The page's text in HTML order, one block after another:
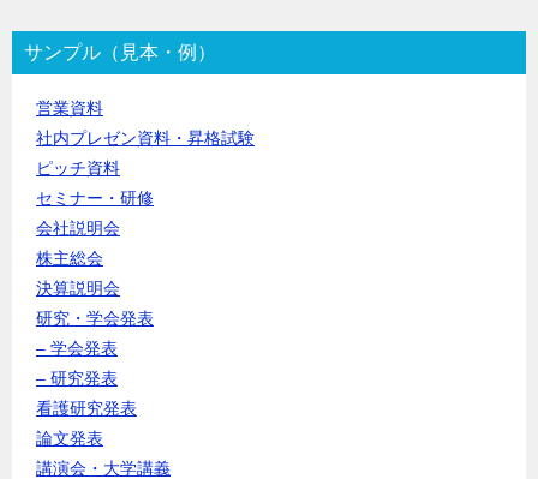
ゲ
ー
シ
サンプル（見本・例）
営業資料
社内プレゼン資料・昇格試験
ピッチ資料
セミナー・研修
会社説明会
株主総会
決算説明会
研究・学会発表
– 学会発表
– 研究発表
看護研究発表
論文発表
講演会・大学講義